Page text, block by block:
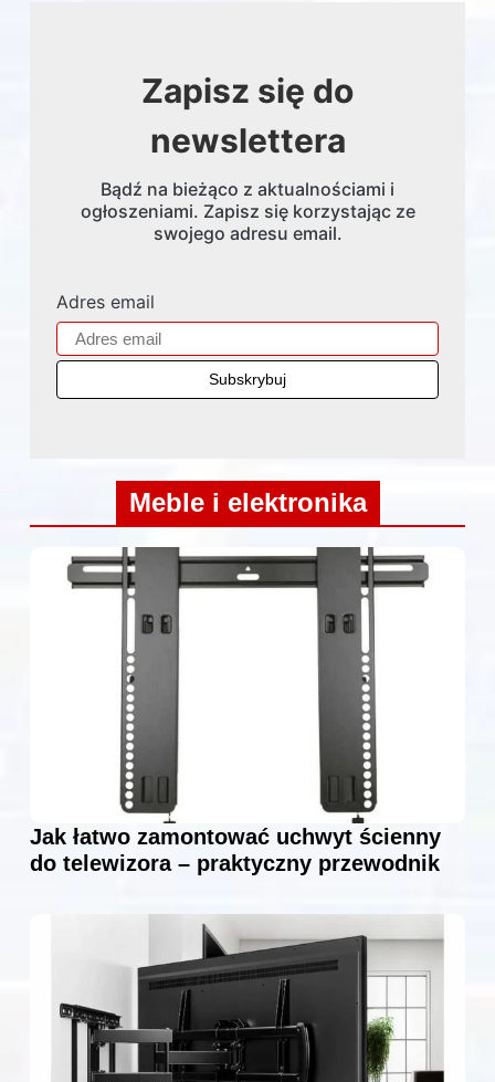
Zapisz się do
newslettera
Bądź na bieżąco z aktualnościami i
ogłoszeniami. Zapisz się korzystając ze
swojego adresu email.
Adres email
Meble i elektronika
Jak łatwo zamontować uchwyt ścienny
do telewizora – praktyczny przewodnik